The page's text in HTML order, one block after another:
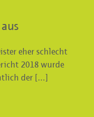
eher schlecht
2018 wurde
der [...]